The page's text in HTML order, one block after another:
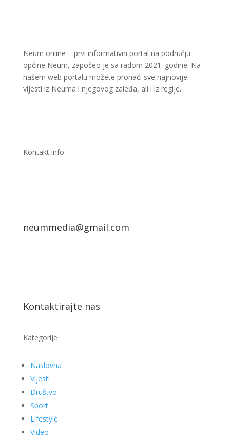
Neum online – prvi informativni portal na području
općine Neum, započeo je sa radom 2021. godine. Na
našem web portalu možete pronaći sve najnovije
vijesti iz Neuma i njegovog zaleđa, ali i iz regije.
Kontakt info
neummedia@gmail.com
Kontaktirajte nas
Kategorije
Naslovna
Vijesti
Društvo
Sport
Lifestyle
Video